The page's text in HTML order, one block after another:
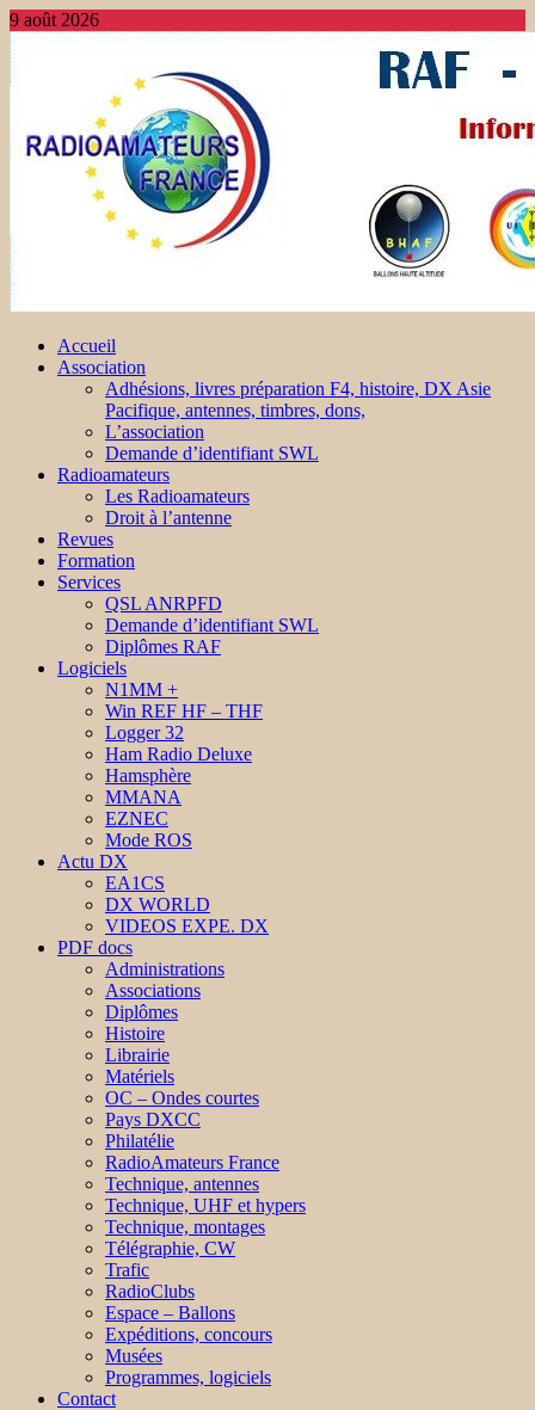
9 août 2026
Accueil
Association
Adhésions, livres préparation F4, histoire, DX Asie
Pacifique, antennes, timbres, dons,
L’association
Demande d’identifiant SWL
Radioamateurs
Les Radioamateurs
Droit à l’antenne
Revues
Formation
Services
QSL ANRPFD
Demande d’identifiant SWL
Diplômes RAF
Logiciels
N1MM +
Win REF HF – THF
Logger 32
Ham Radio Deluxe
Hamsphère
MMANA
EZNEC
Mode ROS
Actu DX
EA1CS
DX WORLD
VIDEOS EXPE. DX
PDF docs
Administrations
Associations
Diplômes
Histoire
Librairie
Matériels
OC – Ondes courtes
Pays DXCC
Philatélie
RadioAmateurs France
Technique, antennes
Technique, UHF et hypers
Technique, montages
Télégraphie, CW
Trafic
RadioClubs
Espace – Ballons
Expéditions, concours
Musées
Programmes, logiciels
Contact